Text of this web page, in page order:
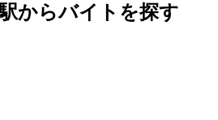
からバイトを探す